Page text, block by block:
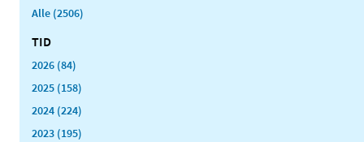
Alle (2506)
TID
2026 (84)
2025 (158)
2024 (224)
2023 (195)